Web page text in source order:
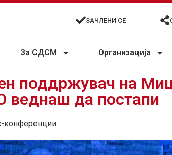
ЗАЧЛЕНИ СЕ
За СДСМ Организација
поддржувач на
да постапи
конференции